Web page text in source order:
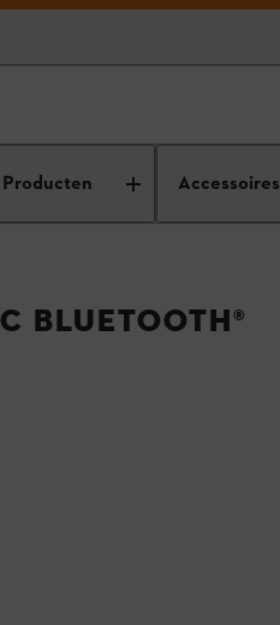
Producten Accessoires
Bluetooth®